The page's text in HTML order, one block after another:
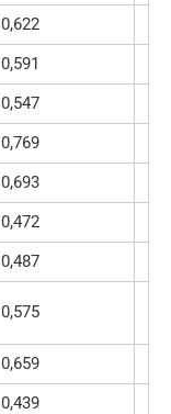
0,622
0,591
0,547
0,769
0,693
0,472
0,487
0,575
0,659
0,439